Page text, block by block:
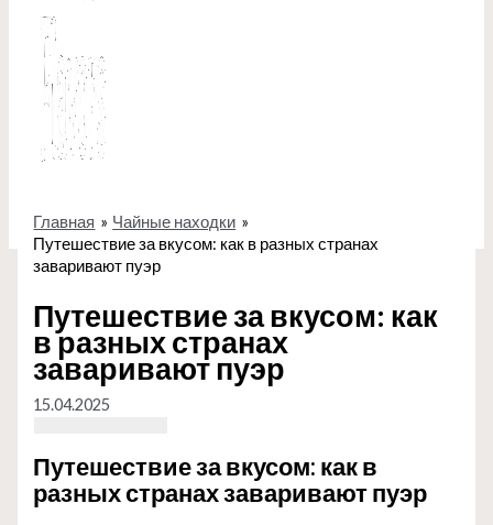
Главная
Чайные находки
Путешествие за вкусом: как в разных странах
заваривают пуэр
Путешествие за вкусом: как
в разных странах
заваривают пуэр
15.04.2025
Путешествие за вкусом: как в
разных странах заваривают пуэр